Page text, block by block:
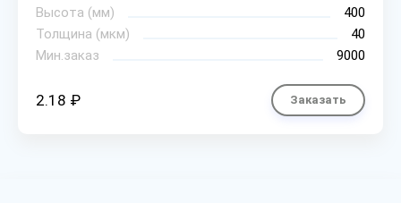
Высота (мм)
400
Толщина (мкм)
40
Мин.заказ
9000
2.18 ₽ Заказать